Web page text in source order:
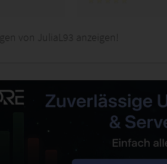
von JuliaL93 anzeigen!